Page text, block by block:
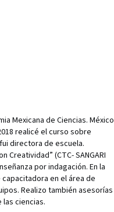
Mexicana de Ciencias. México
realicé el curso sobre
directora de escuela.
(CTC- SANGARI
por indagación. En la
en el área de
Realizo también asesorías
ciencias.